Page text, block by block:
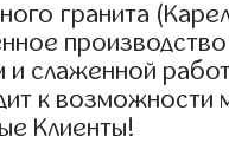
гранита
и слаженной
к
Клиенты!